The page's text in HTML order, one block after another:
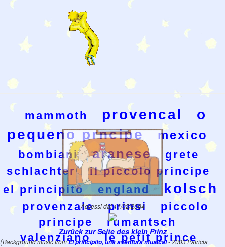
mammoth provencal
o
pequeno prncipe
mexico
bombiani aranese
grete
schlachter
il piccolo principe
el principito
england kolsch
provenzale prinsi
piccolo
principe
rumantsch
valenziano
le petit prince
Accessi dal 11/02/2004
Zurück zur Seite des klein Prinz
(Background music fromEl principito, una aventura musical- 2003 Patricia